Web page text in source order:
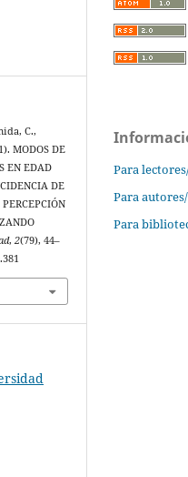
C.,
MODOS DE
EN EDAD
DE
,2(79), 44–
Para
Para
Para